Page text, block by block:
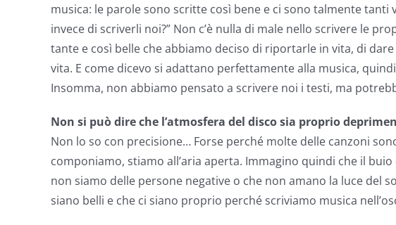
musica: le parole sono scritte così bene e ci sono talmente tanti
invece di scriverli noi?” Non c’è nulla di male nello scrivere le
tante e così belle che abbiamo deciso di riportarle in vita, di
vita. E come dicevo si adattano perfettamente alla musica,
Insomma, non abbiamo pensato a scrivere noi i testi, ma
Non si può dire che l’atmosfera del disco sia proprio
Non lo so con precisione… Forse perché molte delle canzoni
componiamo, stiamo all’aria aperta. Immagino quindi che il
non siamo delle persone negative o che non amano la luce del
siano belli e che ci siano proprio perché scriviamo musica